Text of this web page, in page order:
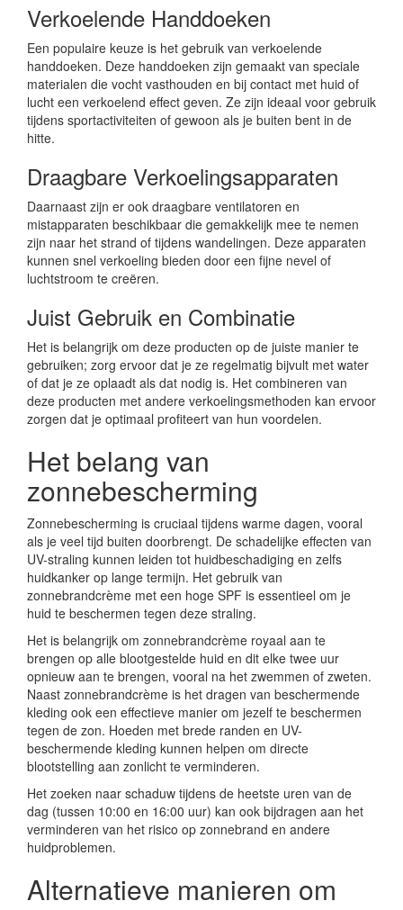
Verkoelende Handdoeken
Een populaire keuze is het gebruik van verkoelende
handdoeken. Deze handdoeken zijn gemaakt van speciale
materialen die vocht vasthouden en bij contact met huid of
lucht een verkoelend effect geven. Ze zijn ideaal voor gebruik
tijdens sportactiviteiten of gewoon als je buiten bent in de
hitte.
Draagbare Verkoelingsapparaten
Daarnaast zijn er ook draagbare ventilatoren en
mistapparaten beschikbaar die gemakkelijk mee te nemen
zijn naar het strand of tijdens wandelingen. Deze apparaten
kunnen snel verkoeling bieden door een fijne nevel of
luchtstroom te creëren.
Juist Gebruik en Combinatie
Het is belangrijk om deze producten op de juiste manier te
gebruiken; zorg ervoor dat je ze regelmatig bijvult met water
of dat je ze oplaadt als dat nodig is. Het combineren van
deze producten met andere verkoelingsmethoden kan ervoor
zorgen dat je optimaal profiteert van hun voordelen.
Het belang van
zonnebescherming
Zonnebescherming is cruciaal tijdens warme dagen, vooral
als je veel tijd buiten doorbrengt. De schadelijke effecten van
UV-straling kunnen leiden tot huidbeschadiging en zelfs
huidkanker op lange termijn. Het gebruik van
zonnebrandcrème met een hoge SPF is essentieel om je
huid te beschermen tegen deze straling.
Het is belangrijk om zonnebrandcrème royaal aan te
brengen op alle blootgestelde huid en dit elke twee uur
opnieuw aan te brengen, vooral na het zwemmen of zweten.
Naast zonnebrandcrème is het dragen van beschermende
kleding ook een effectieve manier om jezelf te beschermen
tegen de zon. Hoeden met brede randen en UV-
beschermende kleding kunnen helpen om directe
blootstelling aan zonlicht te verminderen.
Het zoeken naar schaduw tijdens de heetste uren van de
dag (tussen 10:00 en 16:00 uur) kan ook bijdragen aan het
verminderen van het risico op zonnebrand en andere
huidproblemen.
Alternatieve manieren om